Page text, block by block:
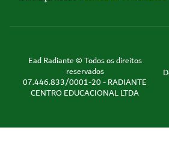
Ead Radiante © Todos os direitos
reservados
07.446.833/0001-20 - RADIANTE
CENTRO EDUCACIONAL LTDA